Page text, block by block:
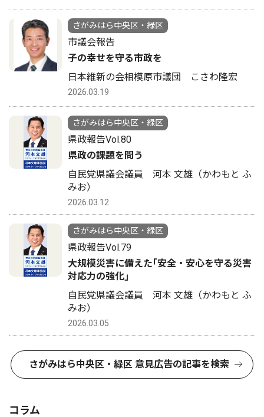
さがみはら中央区・緑区
市議会報告
子の幸せを守る市政を
日本維新の会相模原市議団 こさわ隆宏
2026.03.19
さがみはら中央区・緑区
県政報告Vol.80
県政の課題を問う
自民党県議会議員 河本 文雄（かわもと ふ
みお）
2026.03.12
さがみはら中央区・緑区
県政報告Vol.79
大規模災害に備えた｢安全・安心を守る災害
対応力の強化｣
自民党県議会議員 河本 文雄（かわもと ふ
みお）
2026.03.05
さがみはら中央区・緑区 意見広告の記事を検索
コラム